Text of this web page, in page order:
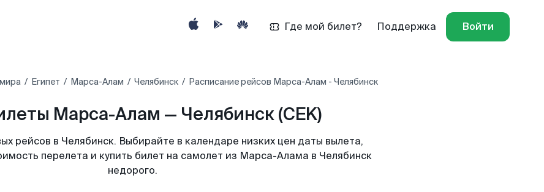
Где мой билет? Поддержка Войти
Египет‎ Марса-Алам Челябинск Расписание рейсов Марса-Алам - Челябинск
Марса-Алам — Челябинск (CEK)
рейсов в Челябинск. Выбирайте в календаре низких цен даты вылета,
перелета и купить билет на самолет из Марса-Алама в Челябинск
недорого.